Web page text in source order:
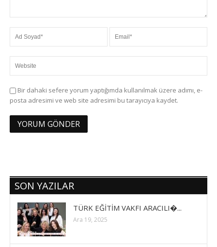
Bir dahaki sefere yorum yaptığımda kullanılmak üzere adımı, e-
posta adresimi ve web site adresimi bu tarayıcıya kaydet.
SON YAZILAR
TÜRK EĞİTİM VAKFI ARACILI�...
Ara 19, 2025